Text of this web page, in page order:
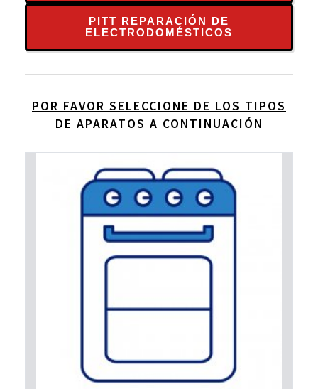
PITT REPARACIÓN DE
ELECTRODOMÉSTICOS
POR FAVOR SELECCIONE DE LOS TIPOS
DE APARATOS A CONTINUACIÓN